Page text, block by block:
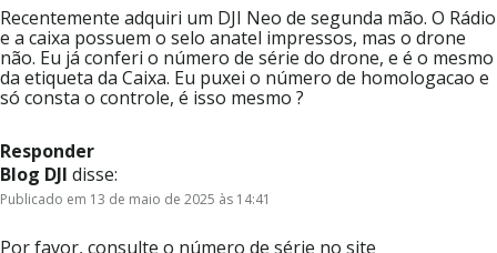
Recentemente adquiri um DJI Neo de segunda mão. O Rádio
e a caixa possuem o selo anatel impressos, mas o drone
não. Eu já conferi o número de série do drone, e é o mesmo
da etiqueta da Caixa. Eu puxei o número de homologacao e
só consta o controle, é isso mesmo ?
Responder
Blog DJI disse:
Publicado em 13 de maio de 2025 às 14:41
Por favor, consulte o número de série no site